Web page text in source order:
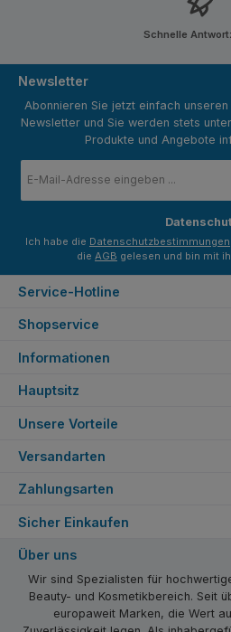
Schnelle
Newsletter
Abonnieren Sie jetzt einfach
Newsletter und Sie werden stets
Produkte und Angebote
Mail-
Ich habe die Datenschutzbestimmungen
die AGB gelesen und bin mit
Service-Hotline
Shopservice
Informationen
Unsere Vorteile
Versandarten
Zahlungsarten
Hauptsitz
Sicher Einkaufen
Über uns
Wir sind Spezialisten für
Beauty- und Kosmetikbereich. Seit
europaweit Marken, die Wert